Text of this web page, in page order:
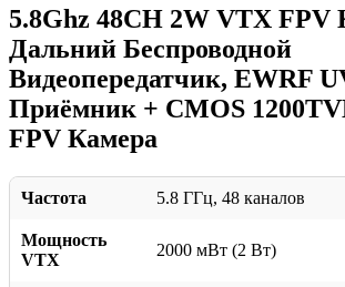
5.8Ghz 48CH 2W VTX FPV
Дальний Беспроводной
Видеопередатчик, EWRF
Приёмник + CMOS
FPV Камера
Частота 5.8 ГГц, 48 каналов
Мощность
VTX
2000 мВт (2 Вт)